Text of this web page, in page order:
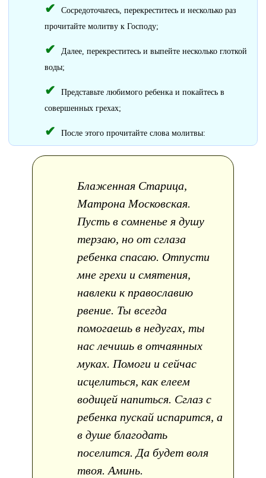
Сосредоточьтесь, перекреститесь и несколько раз
прочитайте молитву к Господу;
Далее, перекреститесь и выпейте несколько глоткой
воды;
Представьте любимого ребенка и покайтесь в
совершенных грехах;
После этого прочитайте слова молитвы:
Блаженная Старица,
Матрона Московская.
Пусть в сомненье я душу
терзаю, но от сглаза
ребенка спасаю. Отпусти
мне грехи и смятения,
навлеки к православию
рвение. Ты всегда
помогаешь в недугах, ты
нас лечишь в отчаянных
муках. Помоги и сейчас
исцелиться, как елеем
водицей напиться. Сглаз с
ребенка пускай испарится, а
в душе благодать
поселится. Да будет воля
твоя. Аминь.